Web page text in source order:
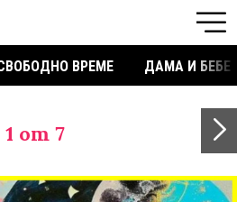
ВРЕМЕ ДАМА И БЕБЕ
1 от 7